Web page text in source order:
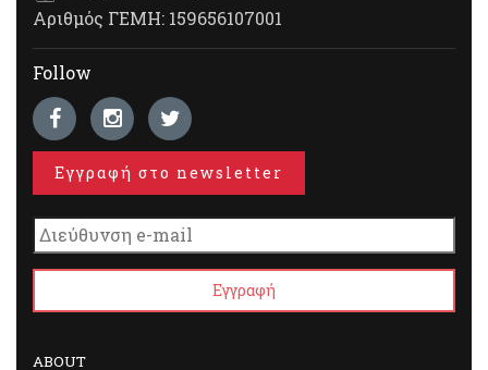
Αριθμός ΓΕΜΗ: 159656107001
Follow
Εγγραφή στο newsletter
ABOUT